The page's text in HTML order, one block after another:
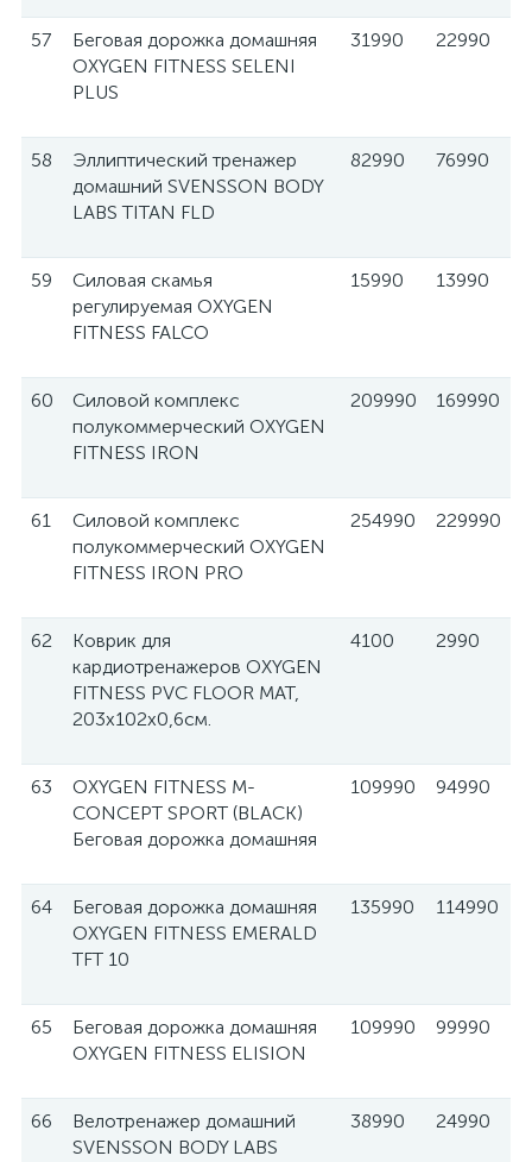
57
Беговая дорожка домашняя
OXYGEN FITNESS SELENI
PLUS
31990 22990
58
Эллиптический тренажер
домашний SVENSSON BODY
LABS TITAN FLD
82990 76990
59
Силовая скамья
регулируемая OXYGEN
FITNESS FALCO
15990 13990
60
Силовой комплекс
полукоммерческий OXYGEN
FITNESS IRON
209990 169990
61
Силовой комплекс
полукоммерческий OXYGEN
FITNESS IRON PRO
254990 229990
62
Коврик для
кардиотренажеров OXYGEN
FITNESS PVC FLOOR MAT,
203х102х0,6см.
4100 2990
63
OXYGEN FITNESS M-
CONCEPT SPORT (BLACK)
Беговая дорожка домашняя
109990 94990
64
Беговая дорожка домашняя
OXYGEN FITNESS EMERALD
TFT 10
135990 114990
65
Беговая дорожка домашняя
OXYGEN FITNESS ELISION
109990 99990
66
Велотренажер домашний
SVENSSON BODY LABS
38990 24990